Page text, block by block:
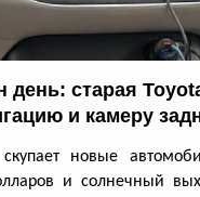
день: старая
и камеру
новые
и солнечный